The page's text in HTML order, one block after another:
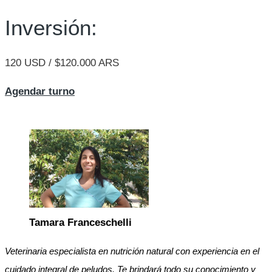
Inversión:
120 USD / $120.000 ARS
Agendar turno
Tamara Franceschelli
Veterinaria especialista en nutrición natural con experiencia en el
cuidado integral de peludos. Te brindará todo su conocimiento y